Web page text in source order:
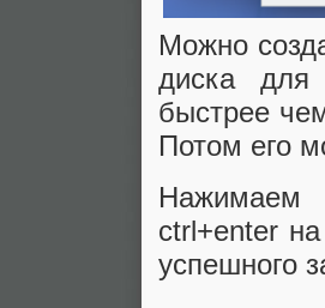
Можно
диска для
быстрее
Потом его
Нажимаем
ctrl+enter
успешного